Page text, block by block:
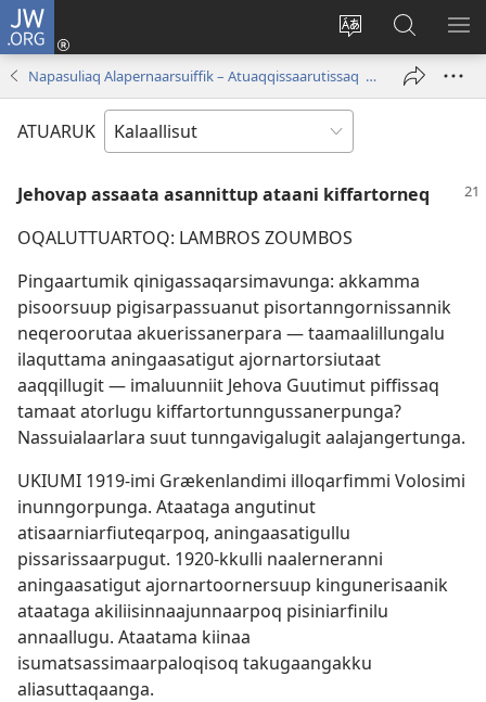
JW.ORG
Oqaatsit
toqqakkit
Iserfissaq
(opens
new
window)
JW.ORG-
imi
ujarlerit
Napasuliaq Alapernaarsuiffik – Atuaqqissaarutissaq | Maajip 1-at, 1996
ATUARUK
Jehovap assaata asannittup ataani kiffartorneq
OQALUTTUARTOQ: LAMBROS ZOUMBOS
Pingaartumik qinigassaqarsimavunga: akkamma
pisoorsuup pigisarpassuanut pisortanngornissannik
neqeroorutaa akuerissanerpara — taamaalillungalu
ilaquttama aningaasatigut ajornartorsiutaat
aaqqillugit — imaluunniit Jehova Guutimut piffissaq
tamaat atorlugu kiffartortunngussanerpunga?
Nassuialaarlara suut tunngavigalugit aalajangertunga.
UKIUMI 1919-imi Grækenlandimi illoqarfimmi Volosimi
inunngorpunga. Ataataga angutinut
atisaarniarfiuteqarpoq, aningaasatigullu
pissarissaarpugut. 1920-kkulli naalerneranni
aningaasatigut ajornartoornersuup kingunerisaanik
ataataga akiliisinnaajunnaarpoq pisiniarfinilu
annaallugu. Ataatama kiinaa
isumatsassimaarpaloqisoq takugaangakku
aliasuttaqaanga.